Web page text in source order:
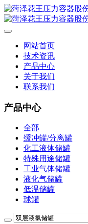
网站首页
技术资讯
产品中心
关于我们
联系我们
产品中心
全部
缓冲罐/分离罐
化工液体储罐
特殊用途储罐
工业气体储罐
液化气储罐
低温储罐
球罐